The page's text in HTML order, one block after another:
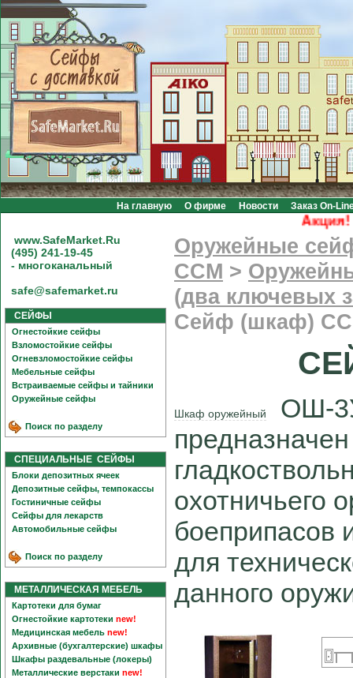
На главную О фирме Новости Заказ On-
Акция!
www.SafeMarket.Ru
(495) 241-19-45
- многоканальный
safe@safemarket.ru
СЕЙФЫ
Огнестойкие сейфы
Взломостойкие сейфы
Огневзломостойкие сейфы
Мебельные сейфы
Встраиваемые сейфы и тайники
Оружейные сейфы
Поиск по разделу
СПЕЦИАЛЬНЫЕ СЕЙФЫ
Блоки депозитных ячеек
Депозитные сейфы, темпокассы
Гостиничные сейфы
Сейфы для лекарств
Автомобильные сейфы
Поиск по разделу
МЕТАЛЛИЧЕСКАЯ МЕБЕЛЬ
Картотеки для бумаг
Огнестойкие картотеки new!
Медицинская мебель new!
Архивные (бухгалтерские) шкафы
Шкафы раздевальные (локеры)
Металлические верстаки new!
Оружейные
CCM >
(два ключевых
Сейф (шкаф)
Шкаф оружейный
ОШ-
охотничьего
боеприпасов
для
данного